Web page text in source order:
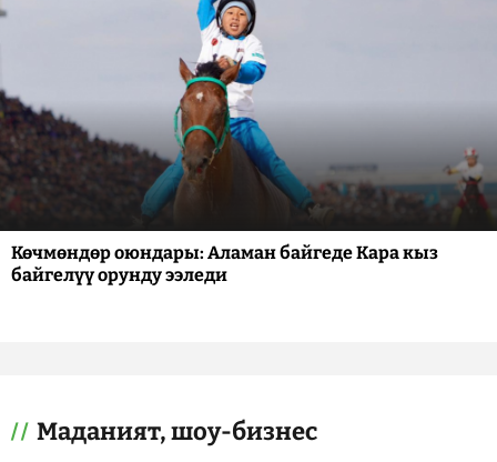
Көчмөндөр оюндары: Аламан байгеде Кара кыз
байгелүү орунду ээледи
Маданият, шоу-бизнес